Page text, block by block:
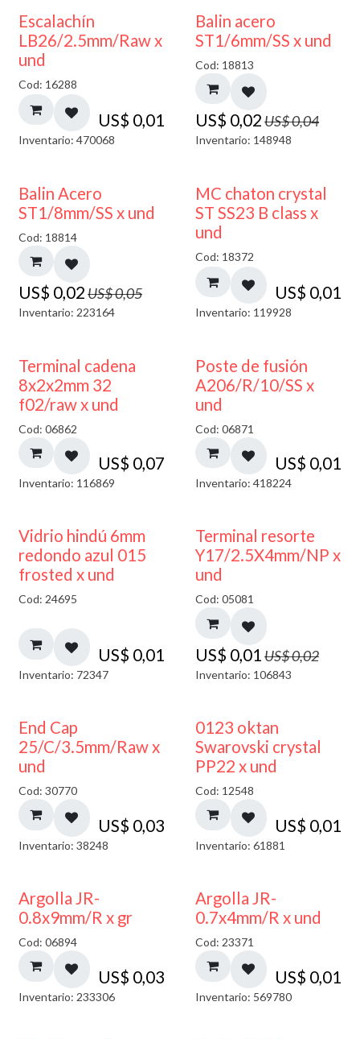
Escalachín
LB26/2.5mm/Raw x
und
Cod: 16288
US$ 0,01
Inventario: 470068
50% DESCUENTO
Balin acero
ST1/6mm/SS x und
Cod: 18813
US$ 0,02US$0,04
Inventario: 148948
50% DESCUENTO
Balin Acero
ST1/8mm/SS x und
Cod: 18814
US$ 0,02US$0,05
Inventario: 223164
MC chaton crystal
ST SS23 B class x
und
Cod: 18372
US$ 0,01
Inventario: 119928
Terminal cadena
8x2x2mm 32
f02/raw x und
Cod: 06862
US$ 0,07
Inventario: 116869
Poste de fusión
A206/R/10/SS x
und
Cod: 06871
US$ 0,01
Inventario: 418224
40% DESCUENTO
Vidrio hindú 6mm
redondo azul 015
frosted x und
Cod: 24695
US$ 0,01
Inventario: 72347
50% DESCUENTO
Terminal resorte
Y17/2.5X4mm/NP x
und
Cod: 05081
US$ 0,01 US$0,02
Inventario: 106843
End Cap
25/C/3.5mm/Raw x
und
Cod: 30770
US$ 0,03
Inventario: 38248
0123 oktan
Swarovski crystal
PP22 x und
Cod: 12548
US$ 0,01
Inventario: 61881
Argolla JR-
0.8x9mm/R x gr
Cod: 06894
US$ 0,03
Inventario: 233306
Argolla JR-
0.7x4mm/R x und
Cod: 23371
US$ 0,01
Inventario: 569780